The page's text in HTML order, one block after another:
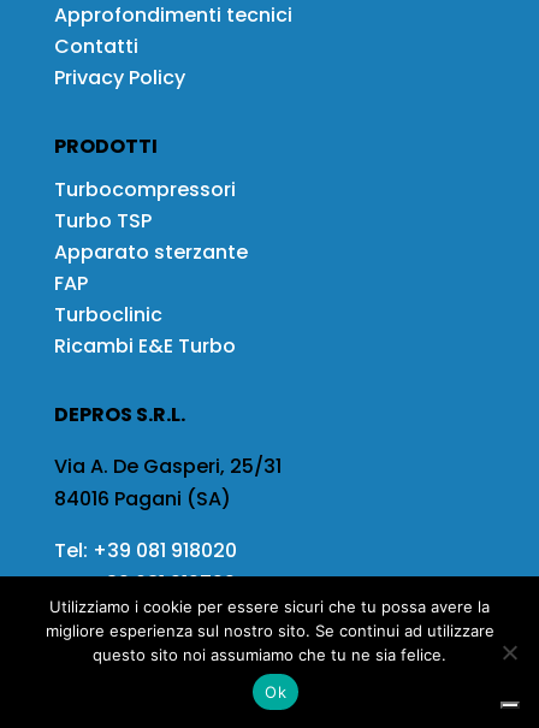
Approfondimenti tecnici
Contatti
Privacy Policy
PRODOTTI
Turbocompressori
Turbo TSP
Apparato sterzante
FAP
Turboclinic
Ricambi E&E Turbo
DEPROS S.R.L.
Via A. De Gasperi, 25/31
84016 Pagani (SA)
Tel: +39 081 918020
Fax+39 081 919799
Email:info@depros.it
Utilizziamo i cookie per essere sicuri che tu possa avere la
migliore esperienza sul nostro sito. Se continui ad utilizzare
questo sito noi assumiamo che tu ne sia felice.
Ok